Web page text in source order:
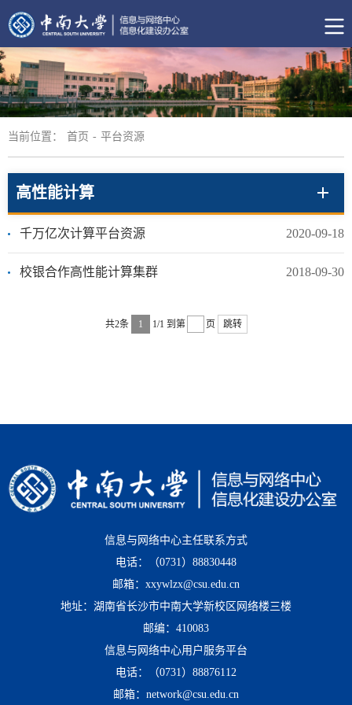
当前位置： 首页 - 平台资源
高性能计算
2020-09-18
千万亿次计算平台资源
2018-09-30
校银合作高性能计算集群
共2条 1 1/1 到第 页 跳转
信息与网络中心主任联系方式
电话：（0731）88830448
邮箱：xxywlzx@csu.edu.cn
地址：湖南省长沙市中南大学新校区网络楼三楼
邮编：410083
信息与网络中心用户服务平台
电话：（0731）88876112
邮箱：network@csu.edu.cn